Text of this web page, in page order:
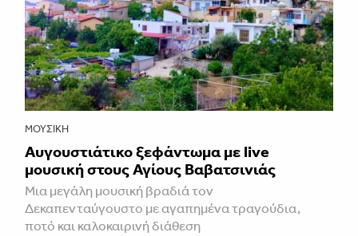
ΜΟΥΣΙΚΉ
Αυγουστιάτικο ξεφάντωμα με live
μουσική στους Αγίους Βαβατσινιάς
Μια μεγάλη μουσική βραδιά τον
Δεκαπενταύγουστο με αγαπημένα τραγούδια,
ποτό και καλοκαιρινή διάθεση